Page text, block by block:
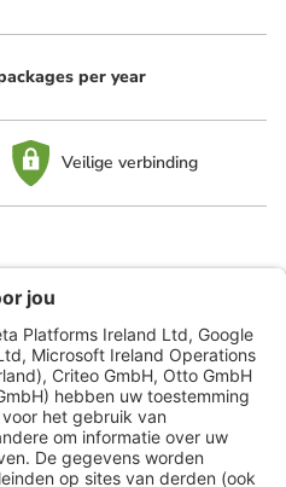
per year
Veilige verbinding